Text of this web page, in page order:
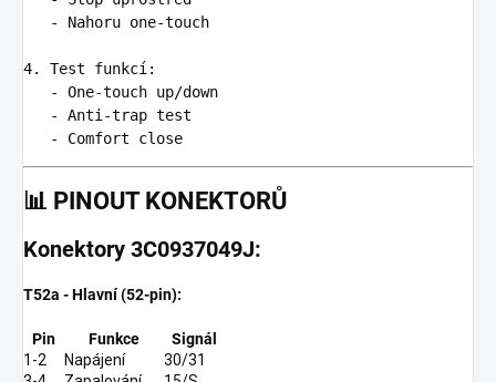
   -
Nahoru one-touch
4.
   -
   -
   -
📊 PINOUT KONEKTORŮ
Konektory 3C0937049J:
T52a - Hlavní (52-pin):
Pin Funkce
Signál
1-2
Napájení
30/31